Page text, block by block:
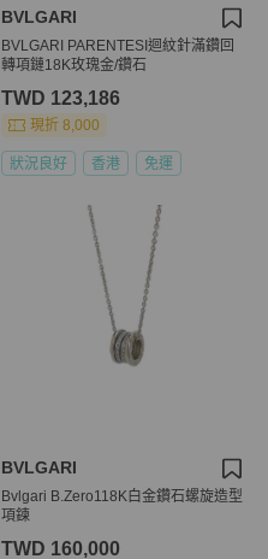
BVLGARI
BVLGARI PARENTESI迴紋針滿鑽回
轉項鏈18K玫瑰金/鑽石
TWD 123,186
現折 8,000
狀況良好 香港 免運
BVLGARI
Bvlgari B.Zero118K白金鑽石螺旋造型
項鍊
TWD 160,000